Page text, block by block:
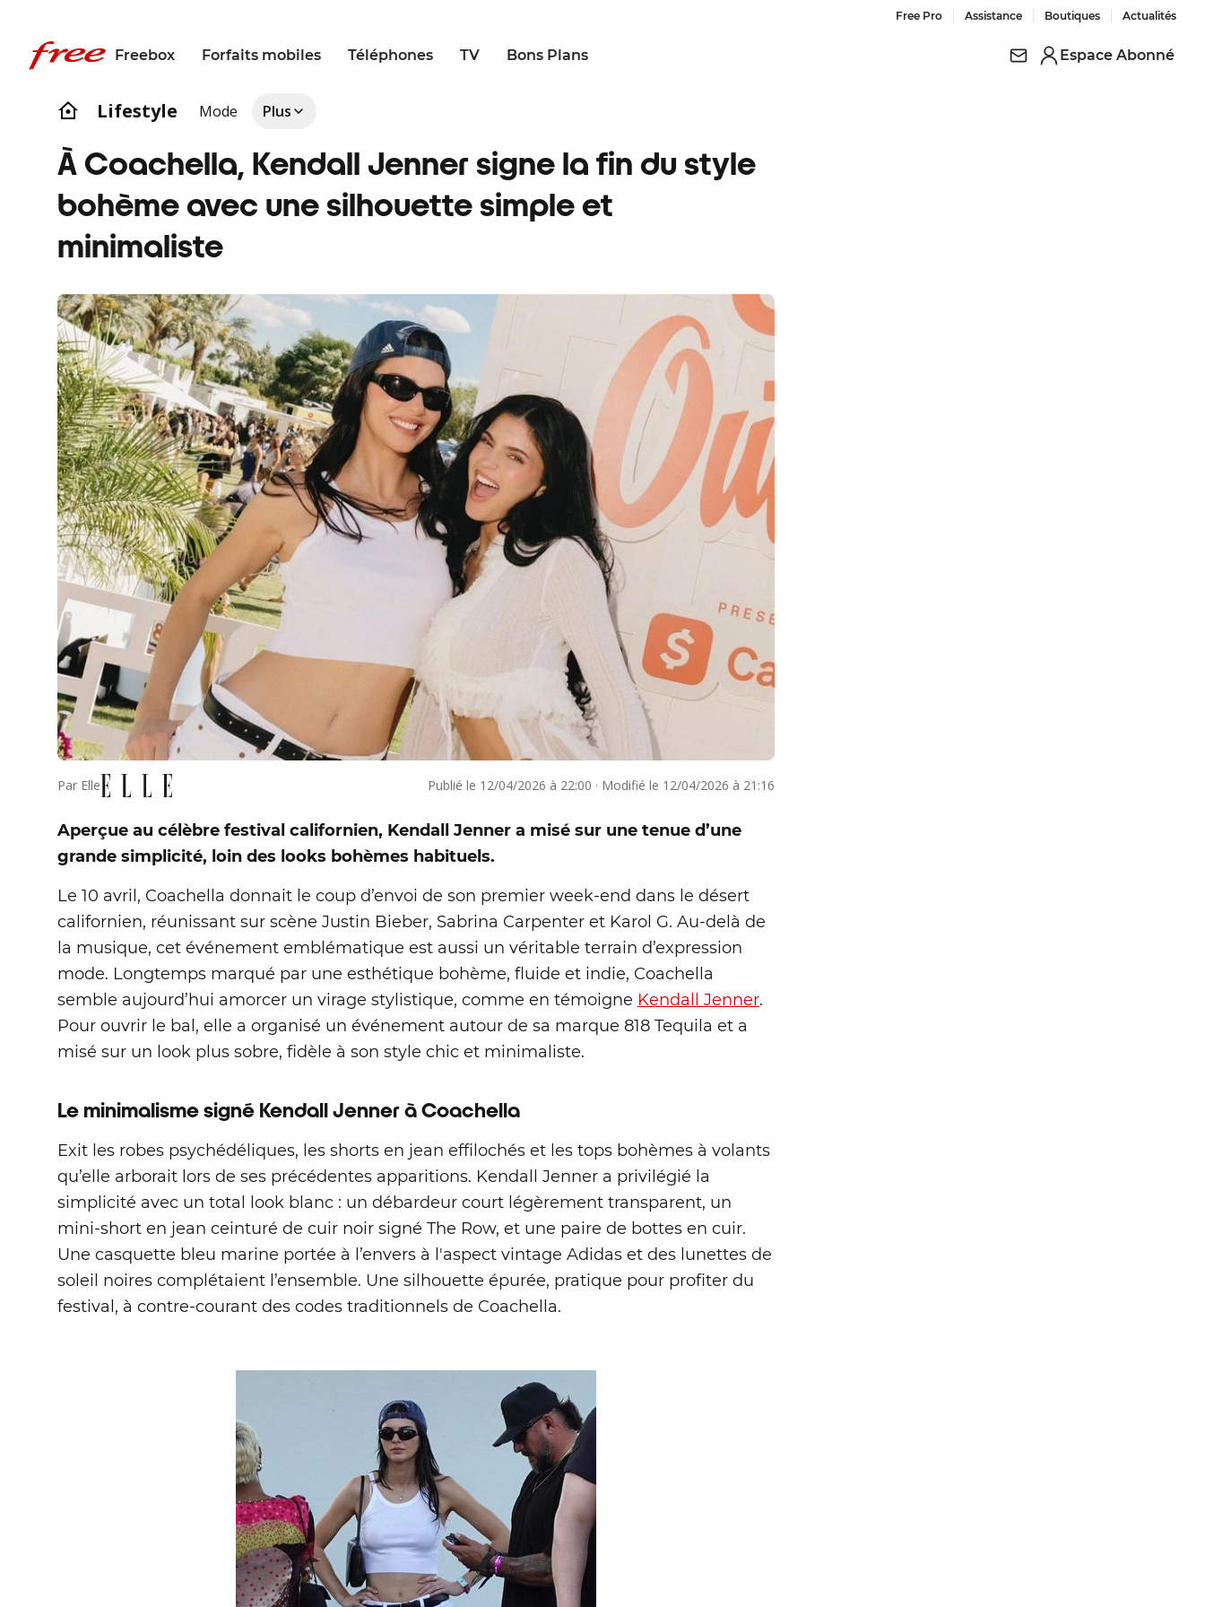
Free Pro Assistance Boutiques Actualités
Freebox Forfaits mobiles Téléphones TV Bons Plans Espace Abonné
Lifestyle Mode Plus
À Coachella, Kendall Jenner signe la fin du style
bohème avec une silhouette simple et
minimaliste
Par Elle Publié le 12/04/2026 à 22:00 · Modifié le 12/04/2026 à 21:16
Aperçue au célèbre festival californien, Kendall Jenner a misé sur une tenue d’une
grande simplicité, loin des looks bohèmes habituels.
Le 10 avril, Coachella donnait le coup d’envoi de son premier week-end dans le désert
californien, réunissant sur scène Justin Bieber, Sabrina Carpenter et Karol G. Au-delà de
la musique, cet événement emblématique est aussi un véritable terrain d’expression
mode. Longtemps marqué par une esthétique bohème, fluide et indie, Coachella
semble aujourd’hui amorcer un virage stylistique, comme en témoigne Kendall Jenner.
Pour ouvrir le bal, elle a organisé un événement autour de sa marque 818 Tequila et a
misé sur un look plus sobre, fidèle à son style chic et minimaliste.
Le minimalisme signé Kendall Jenner à Coachella
Exit les robes psychédéliques, les shorts en jean effilochés et les tops bohèmes à volants
qu’elle arborait lors de ses précédentes apparitions. Kendall Jenner a privilégié la
simplicité avec un total look blanc : un débardeur court légèrement transparent, un
mini-short en jean ceinturé de cuir noir signé The Row, et une paire de bottes en cuir.
Une casquette bleu marine portée à l’envers à l'aspect vintage Adidas et des lunettes de
soleil noires complétaient l’ensemble. Une silhouette épurée, pratique pour profiter du
festival, à contre-courant des codes traditionnels de Coachella.